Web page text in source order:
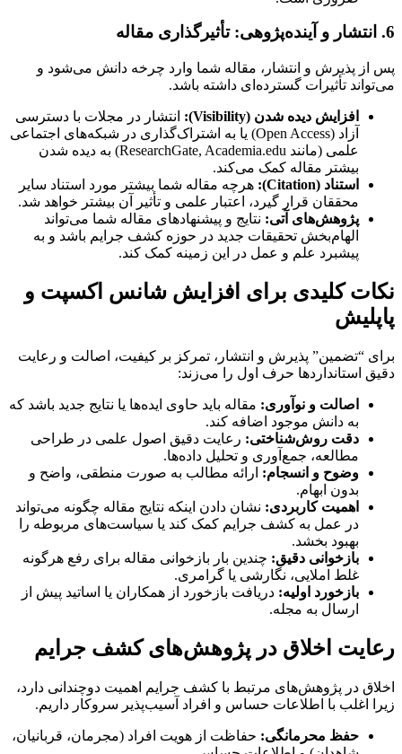
6. انتشار و آینده‌پژوهی: تأثیرگذاری مقاله
پس از پذیرش و انتشار، مقاله شما وارد چرخه دانش می‌شود و
می‌تواند تأثیرات گسترده‌ای داشته باشد.
افزایش دیده شدن (Visibility):
انتشار در مجلات با دسترسی
آزاد (Open Access) یا به اشتراک‌گذاری در شبکه‌های اجتماعی
علمی (مانند ResearchGate, Academia.edu) به دیده شدن
بیشتر مقاله کمک می‌کند.
استناد (Citation):
هرچه مقاله شما بیشتر مورد استناد سایر
محققان قرار گیرد، اعتبار علمی و تأثیر آن بیشتر خواهد شد.
پژوهش‌های آتی: نتایج و پیشنهادهای مقاله شما می‌تواند
الهام‌بخش تحقیقات جدید در حوزه کشف جرایم باشد و به
پیشبرد علم و عمل در این زمینه کمک کند.
نکات کلیدی برای افزایش شانس اکسپت و
پاپلیش
برای “تضمین” پذیرش و انتشار، تمرکز بر کیفیت، اصالت و رعایت
دقیق استانداردها حرف اول را می‌زند:
اصالت و نوآوری: مقاله باید حاوی ایده‌ها یا نتایج جدید باشد که
به دانش موجود اضافه کند.
دقت روش‌شناختی: رعایت دقیق اصول علمی در طراحی
مطالعه، جمع‌آوری و تحلیل داده‌ها.
وضوح و انسجام: ارائه مطالب به صورت منطقی، واضح و
بدون ابهام.
اهمیت کاربردی: نشان دادن اینکه نتایج مقاله چگونه می‌تواند
در عمل به کشف جرایم کمک کند یا سیاست‌های مربوطه را
بهبود بخشد.
بازخوانی دقیق: چندین بار بازخوانی مقاله برای رفع هرگونه
غلط املایی، نگارشی یا گرامری.
بازخورد اولیه: دریافت بازخورد از همکاران یا اساتید پیش از
ارسال به مجله.
رعایت اخلاق در پژوهش‌های کشف جرایم
اخلاق در پژوهش‌های مرتبط با کشف جرایم اهمیت دوچندانی دارد،
زیرا اغلب با اطلاعات حساس و افراد آسیب‌پذیر سروکار داریم.
حفظ محرمانگی: حفاظت از هویت افراد (مجرمان، قربانیان،